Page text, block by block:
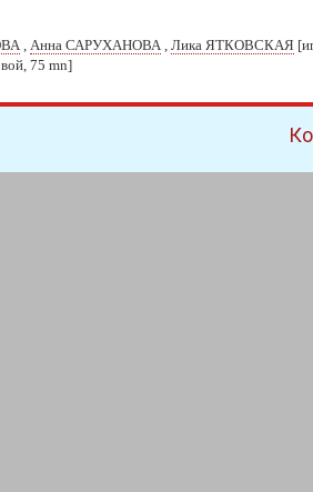
Анна САРУХАНОВА Лика ЯТКОВСКАЯ
75 mn]